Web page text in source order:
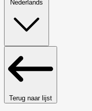
Nederlands
Terug naar lijst